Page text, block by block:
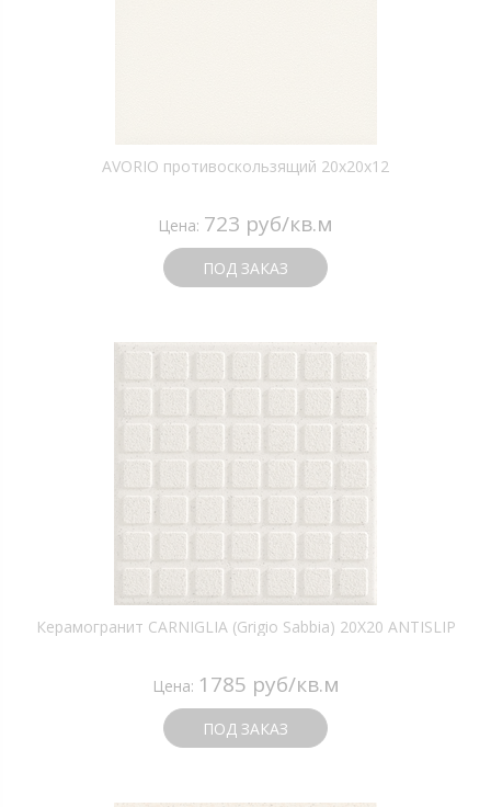
AVORIO противоскользящий 20х20х12
Цена: 723 руб/кв.м
ПОД ЗАКАЗ
Керамогранит CARNIGLIA (Grigio Sabbia) 20X20 ANTISLIP
Цена: 1785 руб/кв.м
ПОД ЗАКАЗ